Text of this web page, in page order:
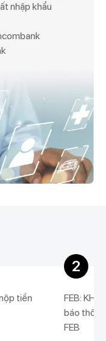
nhập khẩu
tiền
2
FEB: KH
báo
FEB